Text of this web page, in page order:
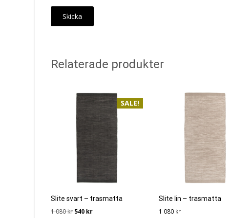
Relaterade produkter
SALE!
Slite svart – trasmatta
1 080kr Det
540 krDet
Slite lin – trasmatta
1 080 kr